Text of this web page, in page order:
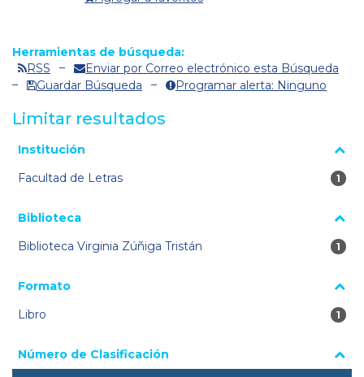
Herramientas de búsqueda:
RSS
Enviar por Correo electrónico esta Búsqueda
Guardar Búsqueda
Programar alerta: Ninguno
Limitar resultados
La página se volverá a cargar cuando se seleccione o excluya
Institución
Facultad de Letras
1
1
Biblioteca
Biblioteca Virginia Zúñiga Tristán
1
1
Formato
Libro
1
1
Número de Clasificación